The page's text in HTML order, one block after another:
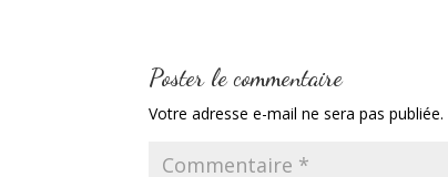
Poster le commentaire
Votre adresse e-mail ne sera pas publiée.